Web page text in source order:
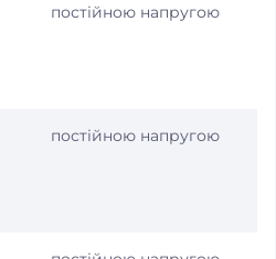
постійною напругою
постійною напругою